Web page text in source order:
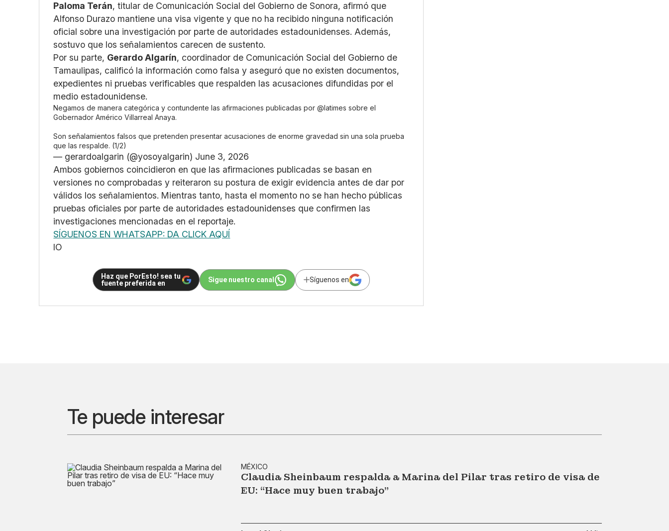
Paloma Terán, titular de Comunicación Social del Gobierno de Sonora, afirmó que
Alfonso Durazo mantiene una visa vigente y que no ha recibido ninguna notificación
oficial sobre una investigación por parte de autoridades estadounidenses. Además,
sostuvo que los señalamientos carecen de sustento.
Por su parte, Gerardo Algarín, coordinador de Comunicación Social del Gobierno de
Tamaulipas, calificó la información como falsa y aseguró que no existen documentos,
expedientes ni pruebas verificables que respalden las acusaciones difundidas por el
medio estadounidense.
Negamos de manera categórica y contundente las afirmaciones publicadas por@latimes sobre el
Gobernador Américo Villarreal Anaya.
Son señalamientos falsos que pretenden presentar acusaciones de enorme gravedad sin una sola prueba
que las respalde. (1/2)
— gerardoalgarin (@yosoyalgarin) June 3, 2026
Ambos gobiernos coincidieron en que las afirmaciones publicadas se basan en
versiones no comprobadas y reiteraron su postura de exigir evidencia antes de dar por
válidos los señalamientos. Mientras tanto, hasta el momento no se han hecho públicas
pruebas oficiales por parte de autoridades estadounidenses que confirmen las
investigaciones mencionadas en el reportaje.
SÍGUENOS EN WHATSAPP: DA CLICK AQUÍ
IO
Haz que PorEsto! sea tu
fuente preferida en
Sigue nuestro canal Síguenos en
Te puede interesar
MÉXICO
Claudia Sheinbaum respalda a Marina del Pilar tras retiro de visa de
EU: “Hace muy buen trabajo”